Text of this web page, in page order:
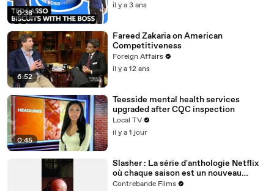
0:38
il y a 3 ans
6:52
Fareed Zakaria on American
Competitiveness
Foreign Affairs
il y a 12 ans
0:45
Teesside mental health services
upgraded after CQC inspection
Local TV
il y a 1 jour
Slasher : La série d'anthologie Netflix
où chaque saison est un nouveau
massacre intelligent et jouissif
Contrebande Films